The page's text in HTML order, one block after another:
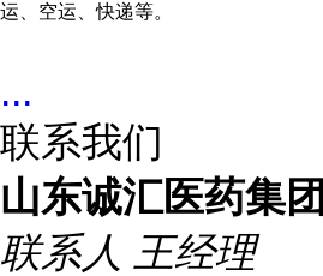
运、空运、快递等。
...
联系我们
山东诚汇医药集
联系人 王经理